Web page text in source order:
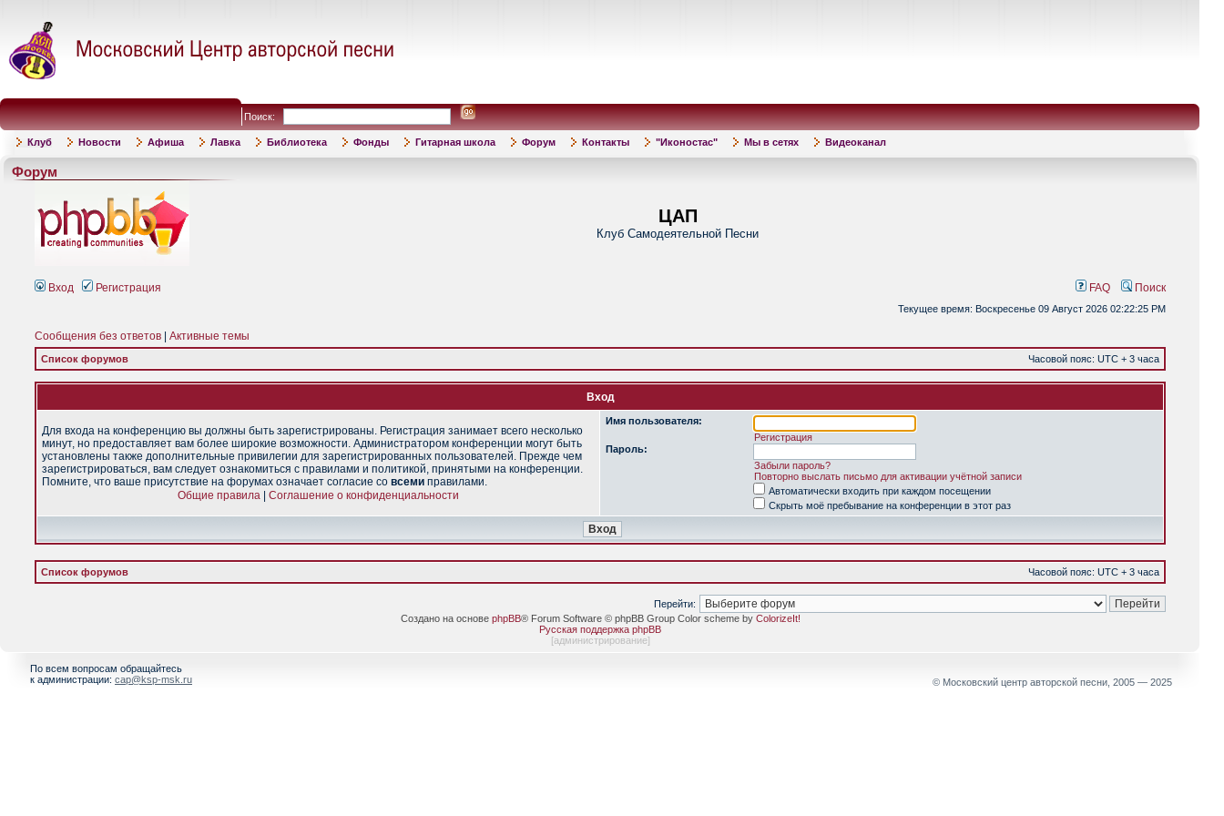
Поиск:
Клуб Новости Афиша Лавка Библиотека Фонды Гитарная школа Форум Контакты "Иконостас" Мы в сетях Видеоканал
Форум
ЦАП
Клуб Самодеятельной Песни
Вход Регистрация FAQ Поиск
Текущее время: Воскресенье 09 Август 2026 02:22:25 PM
Сообщения без ответов Активные темы
Список форумов Часовой пояс: UTC + 3 часа
Вход
Для входа на конференцию вы должны быть зарегистрированы. Регистрация занимает всего несколько
минут, но предоставляет вам более широкие возможности. Администратором конференции могут быть
установлены также дополнительные привилегии для зарегистрированных пользователей. Прежде чем
зарегистрироваться, вам следует ознакомиться с правилами и политикой, принятыми на конференции.
Помните, что ваше присутствие на форумах означает согласие со всеми правилами.
Общие правила
Соглашение о конфиденциальности
Имя пользователя:
Регистрация
Пароль:
Забыли пароль?
Повторно выслать письмо для активации учётной записи
Автоматически входить при каждом посещении
Скрыть моё пребывание на конференции в этот раз
Список форумов Часовой пояс: UTC + 3 часа
Перейти:
Создано на основе phpBB® Forum Software © phpBB Group Color scheme by ColorizeIt!
Русская поддержка phpBB
[администрирование]
По всем вопросам обращайтесь
к администрации: cap@ksp-msk.ru © Московский центр авторской песни, 2005 — 2025